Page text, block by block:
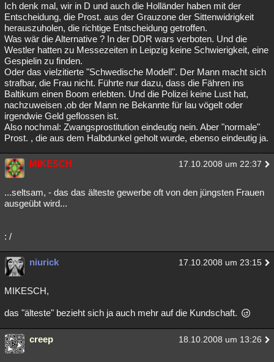
Ich denk mal, wir in D und auch die Holländer haben mit der
Entscheidung, die Prost. aus der Grauzone der Sittenwidrigkeit
herauszuholen, die richtige Entscheidung getroffen.
Was wär die Alternative ? In der DDR wars verboten. Und die
Westler hatten zu Messezeiten in Leipzig keine Schwierigkeit, eine
Gespielin zu finden.
Oder das vielzitierte "Schwedische Modell". Der Mann macht sich
strafbar, die Frau nicht. Führte nur dazu, dass die Fähren ins
Baltikum einen Boom erlebten. Und die Polizei keine Lust hat,
nachzuweisen ,ob der Mann ne Bekannte für lau vögelt oder
irgendwie Geld geflossen ist.
Also nochmal: Zwangsprostitution eindeutig nein. Aber "normale"
Prost. , die aus dem Halbdunkel geholt wurde, ebenso eindeutig ja.
MIKESCH 17.10.2008 um 22:37
...seltsam, - das das älteste gewerbe oft von den jüngsten Frauen
ausgeübt wird...
: /
niurick 17.10.2008 um 23:15
MIKESCH,
das "älteste" bezieht sich ja auch mehr auf die Kundschaft.
creep 18.10.2008 um 13:26